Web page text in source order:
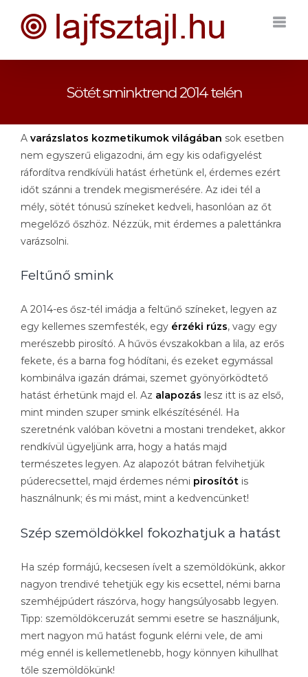
Sötét sminktrend 2014 telén
A varázslatos kozmetikumok világában sok esetben
nem egyszerű eligazodni, ám egy kis odafigyelést
ráfordítva rendkívüli hatást érhetünk el, érdemes ezért
időt szánni a trendek megismerésére. Az idei tél a
mély, sötét tónusú színeket kedveli, hasonlóan az őt
megelőző őszhöz. Nézzük, mit érdemes a palettánkra
varázsolni.
Feltűnő smink
A 2014-es ősz-tél imádja a feltűnő színeket, legyen az
egy kellemes szemfesték, egy érzéki rúzs, vagy egy
merészebb pirosító. A hűvös évszakokban a lila, az erős
fekete, és a barna fog hódítani, és ezeket egymással
kombinálva igazán drámai, szemet gyönyörködtető
hatást érhetünk majd el. Az alapozás lesz itt is az első,
mint minden szuper smink elkészítésénél. Ha
szeretnénk valóban követni a mostani trendeket, akkor
rendkívül ügyeljünk arra, hogy a hatás majd
természetes legyen. Az alapozót bátran felvihetjük
púderecsettel, majd érdemes némi pirosítót is
használnunk; és mi mást, mint a kedvencünket!
Szép szemöldökkel fokozhatjuk a hatást
Ha szép formájú, kecsesen ívelt a szemöldökünk, akkor
nagyon trendivé tehetjük egy kis ecsettel, némi barna
szemhéjpúdert rászórva, hogy hangsúlyosabb legyen.
Tipp: szemöldökceruzát semmi esetre se használjunk,
mert nagyon mű hatást fogunk elérni vele, de ami
még ennél is kellemetlenebb, hogy könnyen kihullhat
tőle szemöldökünk!